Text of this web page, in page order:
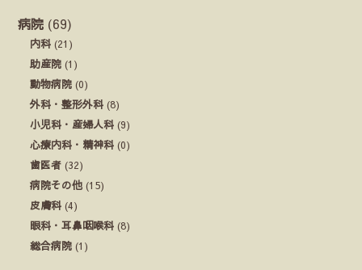
病院 (69)
内科 (21)
助産院 (1)
動物病院 (0)
外科・整形外科 (8)
小児科・産婦人科 (9)
心療内科・精神科 (0)
歯医者 (32)
病院その他 (15)
皮膚科 (4)
眼科・耳鼻咽喉科 (8)
総合病院 (1)